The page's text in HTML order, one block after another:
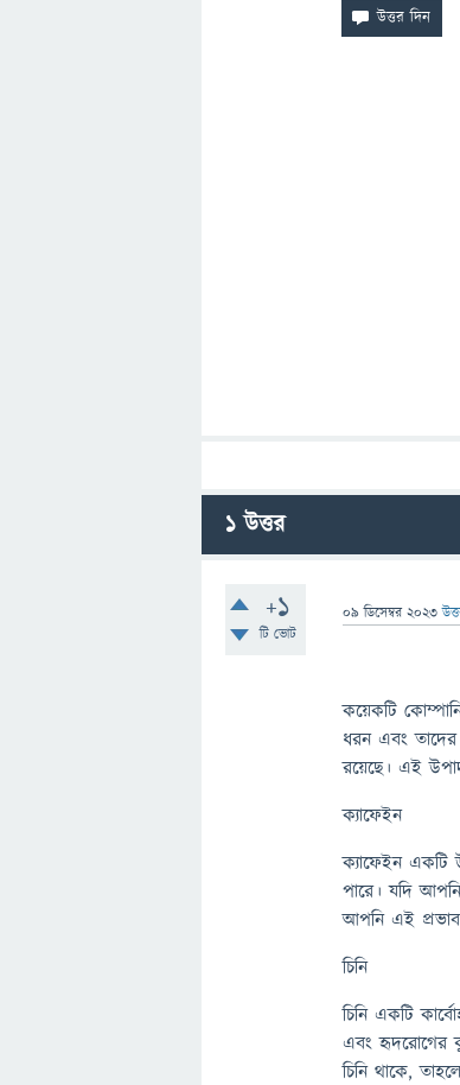
1উত্তর
+1
টি ভোট
09 ডিসেম্বর 2023
কয়েকটি
ধরন এবং তাদের
রয়েছে। এই
ক্যাফেইন
ক্যাফেইন একটি
পারে। যদি
আপনি এই
চিনি
চিনি একটি
এবং হৃদরোগের
চিনি থাকে,